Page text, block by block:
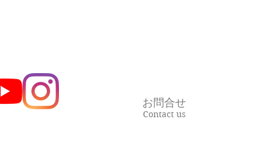
お問合せ
Contact us